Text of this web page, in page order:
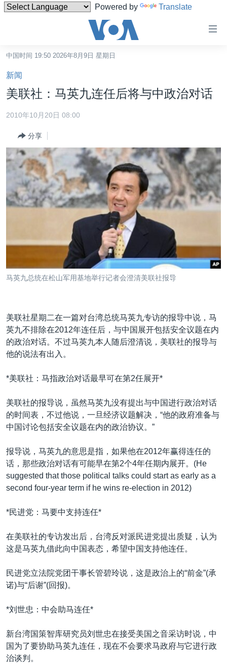
Powered by Translate
碍
链
接
跳
转
容
跳
导
航
到
索
中国
港澳
国际
最新国际新闻
印太
非洲
美洲
分类新闻
经济·金融·贸易
军事
劳工
美中关系
国会报道
美中关系
美国之音专访
重要讲话与声明
台海两岸关系
南中国海争端
关注新疆
GEN Z 看美国
VOA今日焦点
中文广播
中国时间 19:50 2026年8月9日 星期日
新闻
美联社：马英九连任后将与中政治对话
2010年10月20日 08:00
分享
马英九总统在松山军用基地举行记者会澄清美联社报导
美联社星期二在一篇对台湾总统马英九专访的报导中说，马
英九不排除在2012年连任后，与中国展开包括安全议题在内
的政治对话。不过马英九本人随后澄清说，美联社的报导与
他的说法有出入。
*美联社：马指政治对话最早可在第2任展开*
美联社的报导说，虽然马英九没有提出与中国进行政治对话
的时间表，不过他说，一旦经济议题解决，“他的政府准备与
中国讨论包括安全议题在内的政治协议。”
报导说，马英九的意思是指，如果他在2012年赢得连任的
话，那些政治对话有可能早在第2个4年任期内展开。(He
suggested that those political talks could start as early as a
second four-year term if he wins re-election in 2012)
*民进党：马要中支持连任*
在美联社的专访发出后，台湾反对派民进党提出质疑，认为
这是马英九借此向中国表态，希望中国支持他连任。
民进党立法院党团干事长管碧玲说，这是政治上的“前金”(承
诺)与“后谢”(回报)。
*刘世忠：中会助马连任*
新台湾国策智库研究员刘世忠在接受美国之音采访时说，中
国为了要协助马英九连任，现在不会要求马政府与它进行政
治谈判。